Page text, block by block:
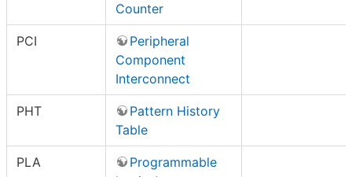
Counter
PCI
Peripheral
Component
Interconnect
PHT
Pattern History
Table
PLA
Programmable